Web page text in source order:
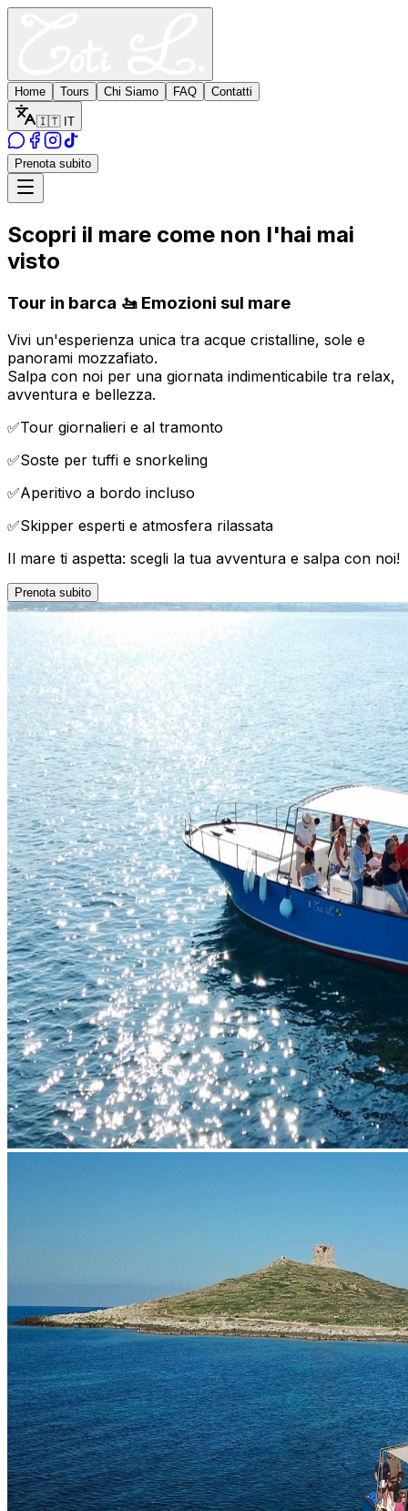
Home Tours Chi Siamo FAQ Contatti
🇮🇹 IT
Prenota subito
Scopri il mare come non l'hai mai
visto
Tour in barca 🚤 Emozioni sul mare
Vivi un'esperienza unica tra acque cristalline, sole e
panorami mozzafiato.
Salpa con noi per una giornata indimenticabile tra relax,
avventura e bellezza.
✅Tour giornalieri e al tramonto
✅Soste per tuffi e snorkeling
✅Aperitivo a bordo incluso
✅Skipper esperti e atmosfera rilassata
Il mare ti aspetta: scegli la tua avventura e salpa con noi!
Prenota subito